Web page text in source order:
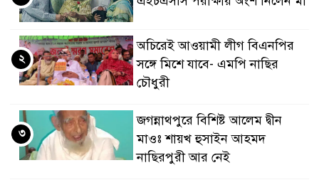
অচিরেই আওয়ামী লীগ বিএনপির
সঙ্গে মিশে যাবে- এমপি নাছির
চৌধুরী
২
জগন্নাথপুরে বিশিষ্ট আলেম দ্বীন
মাওঃ শায়খ হুসাইন আহমদ
নাছিরপুরী আর নেই
৩